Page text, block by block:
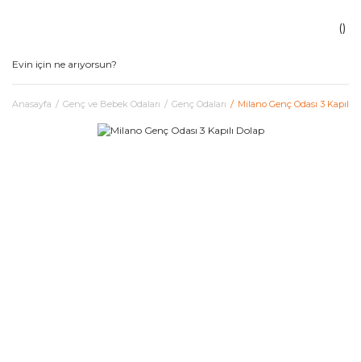
Anasayfa Genç ve Bebek Odaları Genç Odaları Milano Genç Odası 3 Kapılı